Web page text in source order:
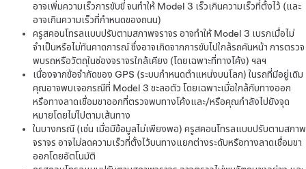
อาจเพิ่มความเร็วการขับขี่ จนทำให้ Model 3 เร็วเกินความเร็วที่ตั้งไว้ (และ
อาจเกินความเร็วที่กำหนดของถนน)
ครูสคอนโทรลแบบปรับตามสภาพจราจร อาจทำให้ Model 3 เบรกเมื่อไม่
จำเป็นหรือไม่ทันคาดการณ์ ซึ่งอาจเกิดจากการขับไปใกล้รถคันหน้า การตรวจ
พบรถหรือวัตถุในช่องจราจรใกล้เคียง (โดยเฉพาะที่ทางโค้ง) ฯลฯ
เนื่องจากข้อจำกัดของ GPS (ระบบกำหนดตำแหน่งบนโลก) ในรถที่มีอยู่เดิม
คุณอาจพบเจอกรณีที่ Model 3 ชะลอตัว โดยเฉพาะเมื่อใกล้กับทางออก
หรือทางลาดเชื่อมขาออกที่ตรวจพบทางโค้งและ/หรือคุณกำลังไปยังจุด
หมายโดยไม่ไปตามเส้นทาง
ในบางกรณี (เช่น เมื่อมีข้อมูลไม่เพียงพอ) ครูสคอนโทรลแบบปรับตามสภาพ
จราจร อาจไม่ลดความเร็วที่ตั้งไว้บนทางแยกต่างระดับหรือทางลาดเชื่อมขา
ออกโดยอัตโนมัติ